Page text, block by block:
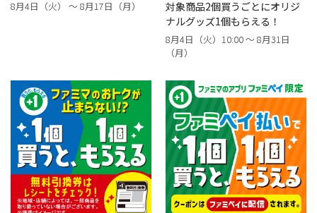
8月4日（火） ～ 8月17日（月）
対象商品2個買うごとにオリジ
ナルグッズ1個もらえる！
8月4日（火）10:00 ～ 8月31日
（月）